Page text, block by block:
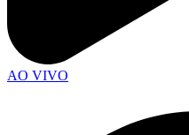
AO VIVO